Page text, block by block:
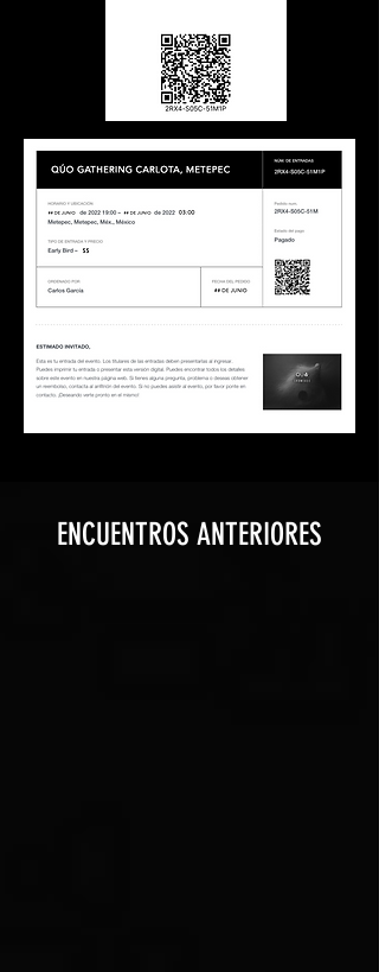
ENCUENTROS ANTERIORES